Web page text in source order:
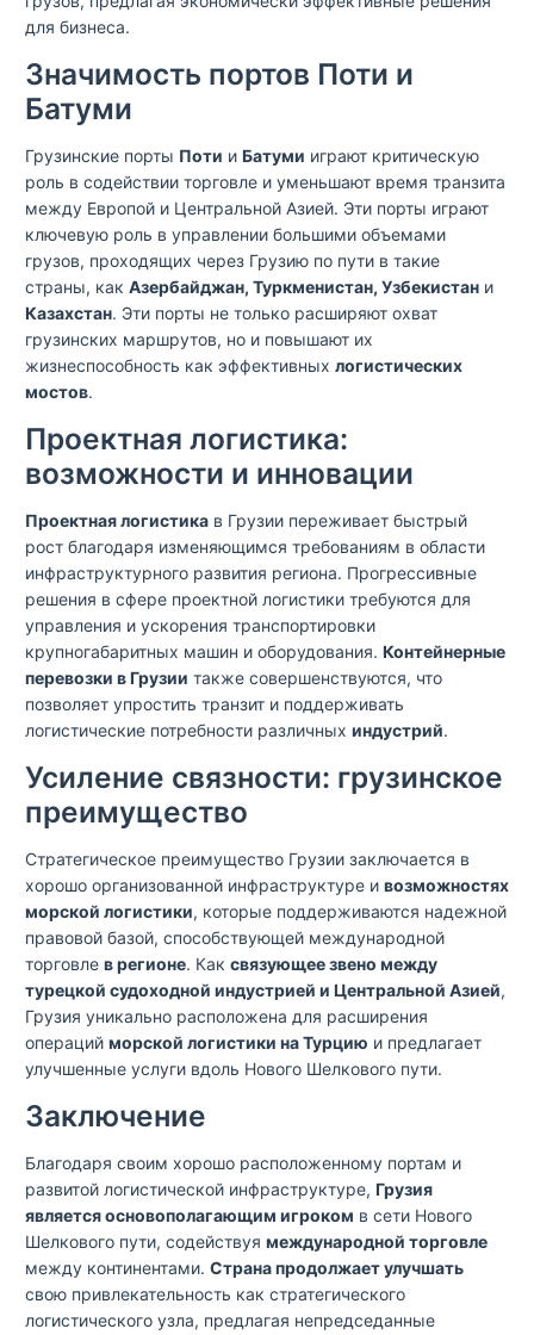
для бизнеса.
Значимость портов Поти и
Батуми
Грузинские порты Поти и Батуми играют критическую
роль в содействии торговле и уменьшают время транзита
между Европой и Центральной Азией. Эти порты играют
ключевую роль в управлении большими объемами
грузов, проходящих через Грузию по пути в такие
страны, как Азербайджан, Туркменистан, Узбекистан и
Казахстан. Эти порты не только расширяют охват
грузинских маршрутов, но и повышают их
жизнеспособность как эффективных логистических
мостов.
Проектная логистика:
возможности и инновации
Проектная логистика в Грузии переживает быстрый
рост благодаря изменяющимся требованиям в области
инфраструктурного развития региона. Прогрессивные
решения в сфере проектной логистики требуются для
управления и ускорения транспортировки
крупногабаритных машин и оборудования. Контейнерные
перевозки в Грузии также совершенствуются, что
позволяет упростить транзит и поддерживать
логистические потребности различных индустрий.
Усиление связности: грузинское
преимущество
Стратегическое преимущество Грузии заключается в
хорошо организованной инфраструктуре и возможностях
морской логистики, которые поддерживаются надежной
правовой базой, способствующей международной
торговле в регионе. Как связующее звено между
турецкой судоходной индустрией и Центральной Азией,
Грузия уникально расположена для расширения
операций морской логистики на Турцию и предлагает
улучшенные услуги вдоль Нового Шелкового пути.
Заключение
Благодаря своим хорошо расположенному портам и
развитой логистической инфраструктуре, Грузия
является основополагающим игроком в сети Нового
Шелкового пути, содействуя международной торговле
между континентами. Страна продолжает улучшать
свою привлекательность как стратегического
логистического узла, предлагая непредседанные